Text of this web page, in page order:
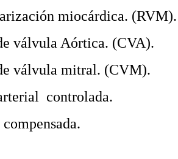
miocárdica.
válvula Aórtica. (CVA).
válvula mitral. (CVM).
controlada.